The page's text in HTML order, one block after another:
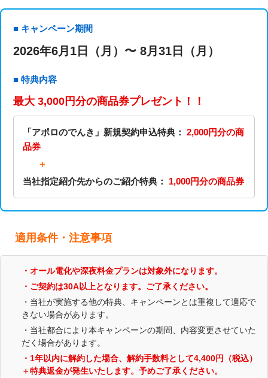
■ キャンペーン期間
2026年6月1日（月）〜 8月31日（月）
■ 特典内容
最大 3,000円分の商品券プレゼント！！
「アポロのでんき」新規契約申込特典： 2,000円分の商
品券
＋
当社指定紹介先からのご紹介特典： 1,000円分の商品券
適用条件・注意事項
・オール電化や深夜料金プランは対象外になります。
・ご契約は30A以上となります。ご了承ください。
・当社が実施する他の特典、キャンペーンとは重複して適応で
きない場合があります。
・当社都合により本キャンペーンの期間、内容変更させていた
だく場合があります。
・1年以内に解約した場合、解約手数料として4,400円（税込）
＋特典返金が発生いたします。予めご了承ください。